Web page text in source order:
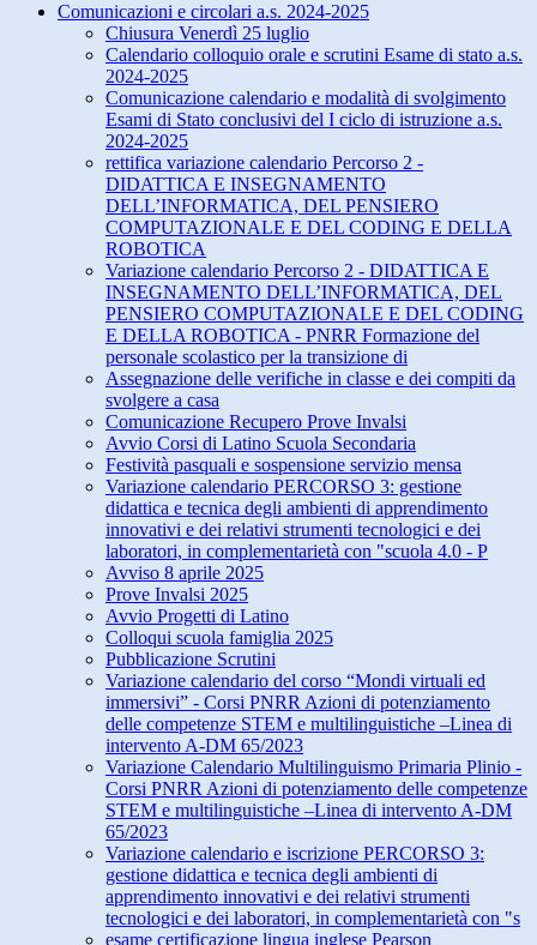
Comunicazioni e circolari a.s. 2024-2025
Chiusura Venerdì 25 luglio
Calendario colloquio orale e scrutini Esame di stato a.s.
2024-2025
Comunicazione calendario e modalità di svolgimento
Esami di Stato conclusivi del I ciclo di istruzione a.s.
2024-2025
rettifica variazione calendario Percorso 2 -
DIDATTICA E INSEGNAMENTO
DELL’INFORMATICA, DEL PENSIERO
COMPUTAZIONALE E DEL CODING E DELLA
ROBOTICA
Variazione calendario Percorso 2 - DIDATTICA E
INSEGNAMENTO DELL’INFORMATICA, DEL
PENSIERO COMPUTAZIONALE E DEL CODING
E DELLA ROBOTICA - PNRR Formazione del
personale scolastico per la transizione di
Assegnazione delle verifiche in classe e dei compiti da
svolgere a casa
Comunicazione Recupero Prove Invalsi
Avvio Corsi di Latino Scuola Secondaria
Festività pasquali e sospensione servizio mensa
Variazione calendario PERCORSO 3: gestione
didattica e tecnica degli ambienti di apprendimento
innovativi e dei relativi strumenti tecnologici e dei
laboratori, in complementarietà con "scuola 4.0 - P
Avviso 8 aprile 2025
Prove Invalsi 2025
Avvio Progetti di Latino
Colloqui scuola famiglia 2025
Pubblicazione Scrutini
Variazione calendario del corso “Mondi virtuali ed
immersivi” - Corsi PNRR Azioni di potenziamento
delle competenze STEM e multilinguistiche –Linea di
intervento A-DM 65/2023
Variazione Calendario Multilinguismo Primaria Plinio -
Corsi PNRR Azioni di potenziamento delle competenze
STEM e multilinguistiche –Linea di intervento A-DM
65/2023
Variazione calendario e iscrizione PERCORSO 3:
gestione didattica e tecnica degli ambienti di
apprendimento innovativi e dei relativi strumenti
tecnologici e dei laboratori, in complementarietà con "s
esame certificazione lingua inglese Pearson